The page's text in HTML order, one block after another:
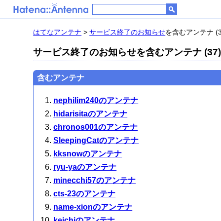
はてなアンテナ >サービス終了のお知らせを含むアンテナ
サービス終了のお知らせを含むアンテナ
含むアンテナ
nephilim240のアンテナ
hidarisitaのアンテナ
chronos001のアンテナ
SleepingCatのアンテナ
kksnowのアンテナ
ryu-yaのアンテナ
minecchi57のアンテナ
cts-23のアンテナ
name-xionのアンテナ